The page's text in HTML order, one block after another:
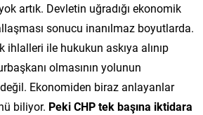
artık. Devletin uğradığı ekonomik
sonucu inanılmaz boyutlarda.
ile hukukun askıya alınıp
olmasının yolunun
Ekonomiden biraz anlayanlar
biliyor. Peki CHP tek başına iktidara